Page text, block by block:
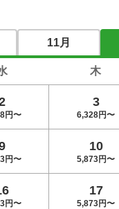
＞
別途申し受けます。
～～～～～～～～～～～～
時間帯によってスループレー
営業
ルフ場にお問い合わせくださ
11月
木
円〜
3
6,328円〜
円〜
10
5,873円〜
円〜
17
5,873円〜